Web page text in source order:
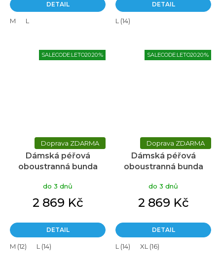
DETAIL
M L
DETAIL
L (14)
SALECODE:LETO20:20:%
ZDARMA
Dámská péřová
oboustranná bunda
Ws
do 3 dnů
2 869 Kč
DETAIL
M (12) L (14)
SALECODE:LETO20:20:%
ZDARMA
Dámská péřová
oboustranná bunda
Navy/Mustard Ws
do 3 dnů
2 869 Kč
DETAIL
L (14) XL (16)